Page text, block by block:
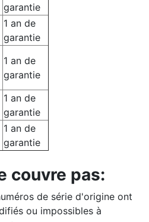
garantie
1 an de
garantie
1 an de
garantie
1 an de
garantie
1 an de
garantie
couvre pas:
de série d'origine ont
ou impossibles à